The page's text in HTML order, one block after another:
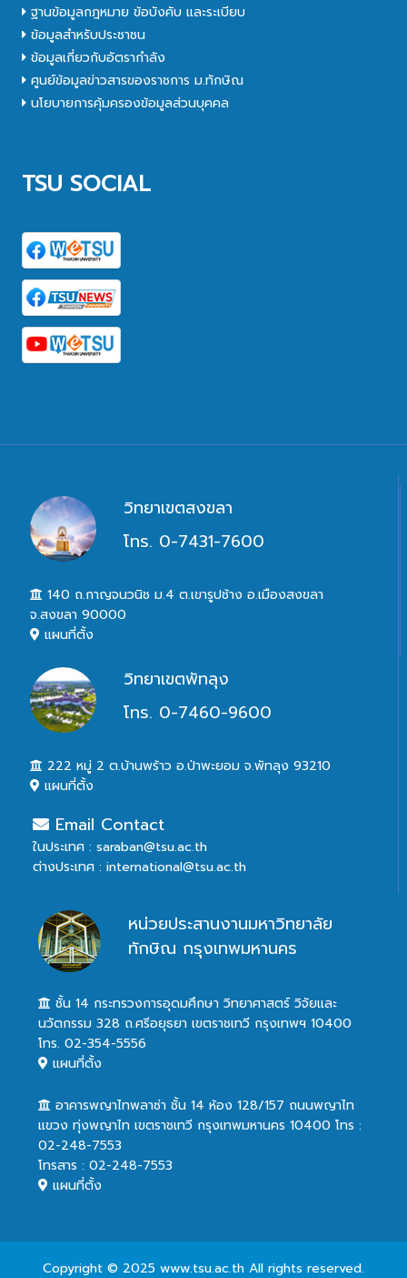
ฐานข้อมูลกฎหมาย ข้อบังคับ และระเบียบ
ข้อมูลสำหรับประชาชน
ข้อมูลเกี่ยวกับอัตรากำลัง
ศูนย์ข้อมูลข่าวสารของราชการ ม.ทักษิณ
นโยบายการคุ้มครองข้อมูลส่วนบุคคล
TSU SOCIAL
วิทยาเขตสงขลา
โทร. 0-7431-7600
140 ถ.กาญจนวนิช ม.4 ต.เขารูปช้าง อ.เมืองสงขลา
จ.สงขลา 90000
แผนที่ตั้ง
วิทยาเขตพัทลุง
โทร. 0-7460-9600
222 หมู่ 2 ต.บ้านพร้าว อ.ป่าพะยอม จ.พัทลุง 93210
แผนที่ตั้ง
Email Contact
ในประเทศ : saraban@tsu.ac.th
ต่างประเทศ : international@tsu.ac.th
หน่วยประสานงานมหาวิทยาลัย
ทักษิณ กรุงเทพมหานคร
ชั้น 14 กระทรวงการอุดมศึกษา วิทยาศาสตร์ วิจัยและ
นวัตกรรม 328 ถ.ศรีอยุธยา เขตราชเทวี กรุงเทพฯ 10400
โทร. 02-354-5556
แผนที่ตั้ง
อาคารพญาไทพลาซ่า ชั้น 14 ห้อง 128/157 ถนนพญาไท
แขวง ทุ่งพญาไท เขตราชเทวี กรุงเทพมหานคร 10400 โทร :
02-248-7553
โทรสาร : 02-248-7553
แผนที่ตั้ง
Copyright © 2025 www.tsu.ac.th All rights reserved.